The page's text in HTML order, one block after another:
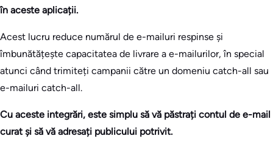
în aceste aplicații.
Acest lucru reduce numărul de e-mailuri respinse și
îmbunătățește capacitatea de livrare a e-mailurilor, în special
atunci când trimiteți campanii către un domeniu catch-all sau
e-mailuri catch-all.
Cu aceste integrări, este simplu să vă păstrați contul de e-mail
curat și să vă adresați publicului potrivit.